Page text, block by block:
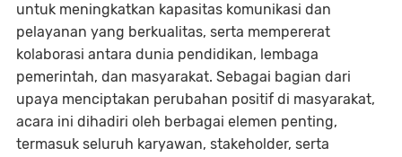
untuk meningkatkan kapasitas komunikasi dan
pelayanan yang berkualitas, serta mempererat
kolaborasi antara dunia pendidikan, lembaga
pemerintah, dan masyarakat. Sebagai bagian dari
upaya menciptakan perubahan positif di masyarakat,
acara ini dihadiri oleh berbagai elemen penting,
termasuk seluruh karyawan, stakeholder, serta